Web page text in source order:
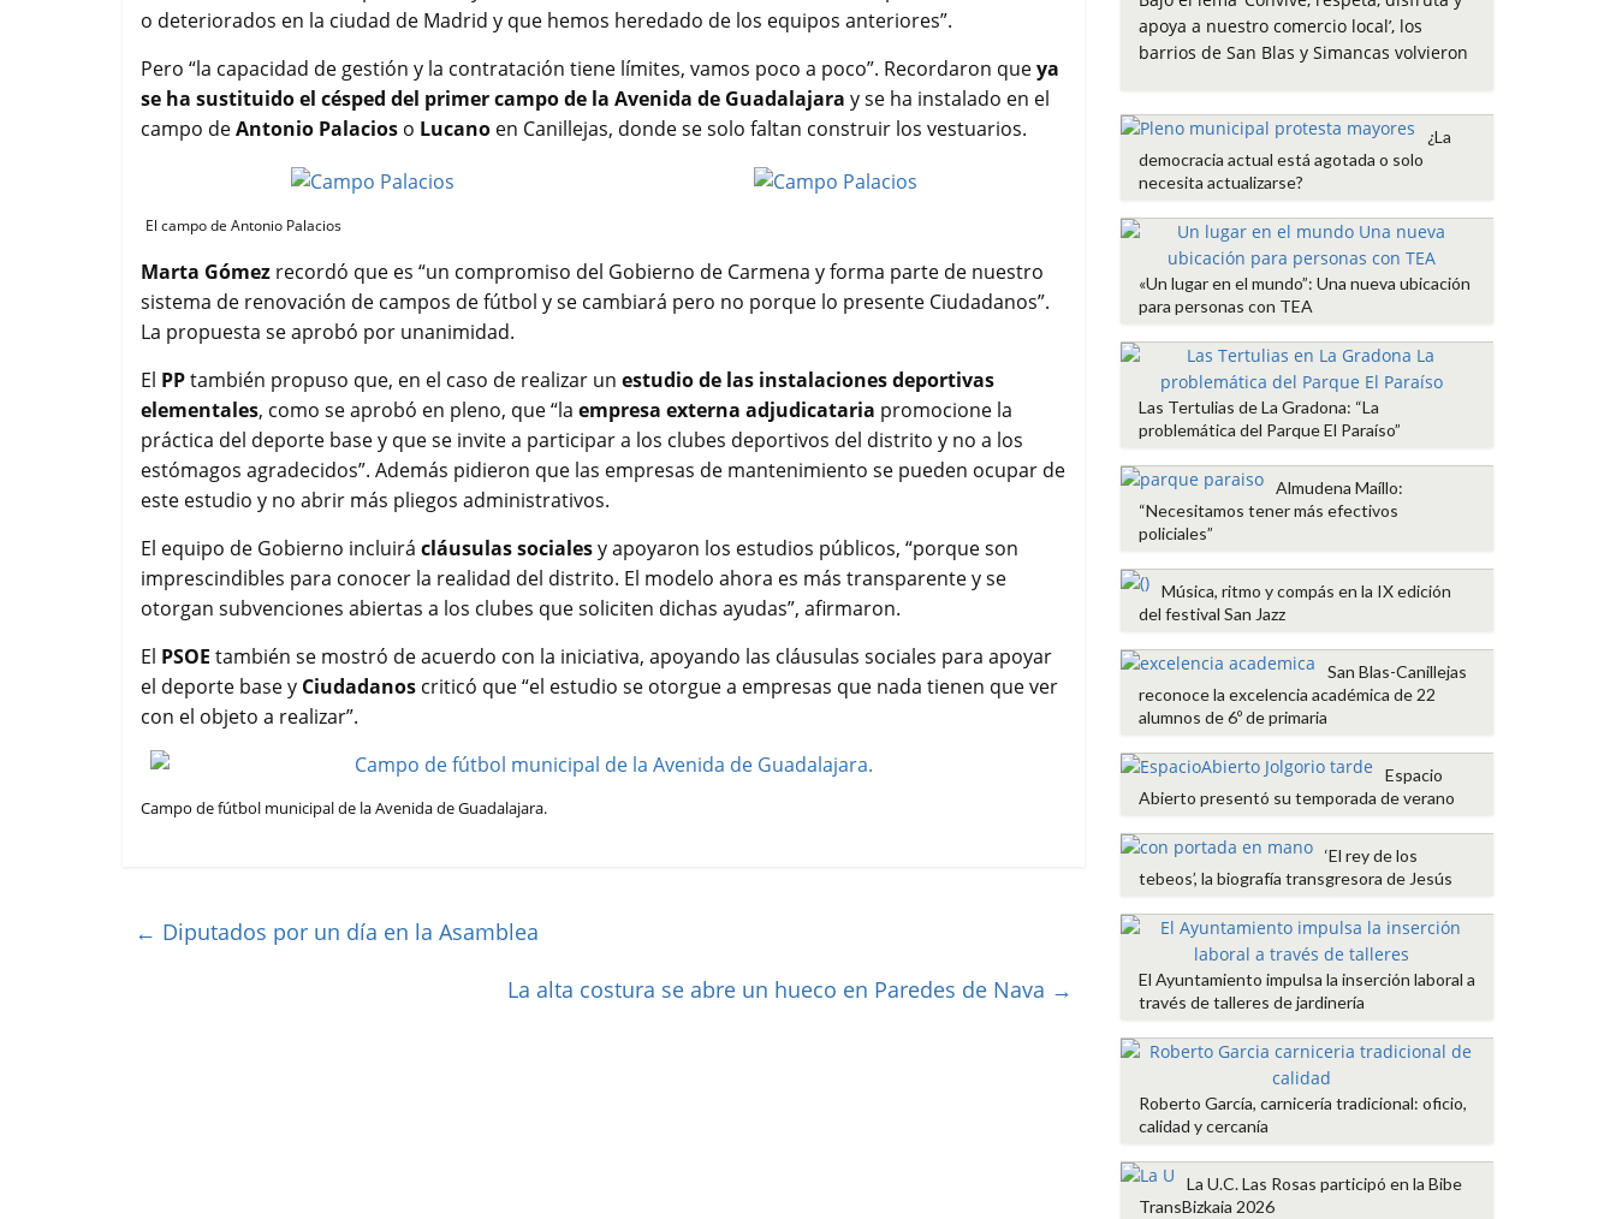
o deteriorados en la ciudad de Madrid y que hemos heredado de los equipos anteriores”.
Pero “la capacidad de gestión y la contratación tiene límites, vamos poco a poco”. Recordaron queya
se ha sustituido el césped del primer campo de la Avenida de Guadalajara y se ha instalado en el
campo deAntonio Palacios o Lucano en Canillejas, donde se solo faltan construir los vestuarios.
El campo de Antonio Palacios
Marta Gómez recordó que es “un compromiso del Gobierno de Carmena y forma parte de nuestro
sistema de renovación de campos de fútbol y se cambiará pero no porque lo presente Ciudadanos”.
La propuesta se aprobó por unanimidad.
El PPtambién propuso que, en el caso de realizar un estudio de las instalaciones deportivas
elementales, como se aprobó en pleno, que “la empresa externa adjudicataria promocione la
práctica del deporte base y que se invite a participar a los clubes deportivos del distrito y no a los
estómagos agradecidos”. Además pidieron que las empresas de mantenimiento se pueden ocupar de
este estudio y no abrir más pliegos administrativos.
El equipo de Gobierno incluirá cláusulas socialesy apoyaron los estudios públicos, “porque son
imprescindibles para conocer la realidad del distrito. El modelo ahora es más transparente y se
otorgan subvenciones abiertas a los clubes que soliciten dichas ayudas”, afirmaron.
El PSOE también se mostró de acuerdo con la iniciativa, apoyando las cláusulas sociales para apoyar
el deporte base y Ciudadanos criticó que “el estudio se otorgue a empresas que nada tienen que ver
con el objeto a realizar”.
Campo de fútbol municipal de la Avenida de Guadalajara.
← Diputados por un día en la Asamblea
La alta costura se abre un hueco en Paredes de Nava →
e
b
k
t
t
t
s
p
l
p
a
r
i
r
apoya a nuestro comercio local’, los
barrios de San Blas y Simancas volvieron
¿La
democracia actual está agotada o solo
necesita actualizarse?
«Un lugar en el mundo”: Una nueva ubicación
para personas con TEA
Las Tertulias de La Gradona: “La
problemática del Parque El Paraíso”
Almudena Maíllo:
“Necesitamos tener más efectivos
policiales”
Música, ritmo y compás en la IX edición
del festival San Jazz
San Blas-Canillejas
reconoce la excelencia académica de 22
alumnos de 6º de primaria
Espacio
Abierto presentó su temporada de verano
‘El rey de los
tebeos’, la biografía transgresora de Jesús
El Ayuntamiento impulsa la inserción laboral a
través de talleres de jardinería
Roberto García, carnicería tradicional: oficio,
calidad y cercanía
La U.C. Las Rosas participó en la Bibe
TransBizkaia 2026